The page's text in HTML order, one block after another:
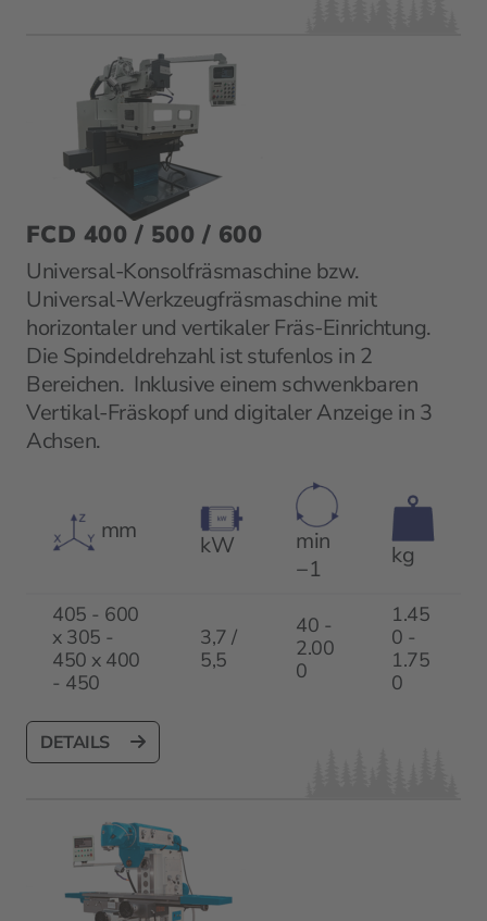
FCD 400 / 500 / 600
Universal-Konsolfräsmaschine bzw.
Universal-Werkzeugfräsmaschine mit
horizontaler und vertikaler Fräs-Einrichtung.
Die Spindeldrehzahl ist stufenlos in 2
Bereichen. Inklusive einem schwenkbaren
Vertikal-Fräskopf und digitaler Anzeige in 3
Achsen.
mm
kW
min
−1
kg
405 - 600
x 305 -
450 x 400
- 450
3,7 /
5,5
40 -
2.00
0
1.45
0 -
1.75
0
DETAILS